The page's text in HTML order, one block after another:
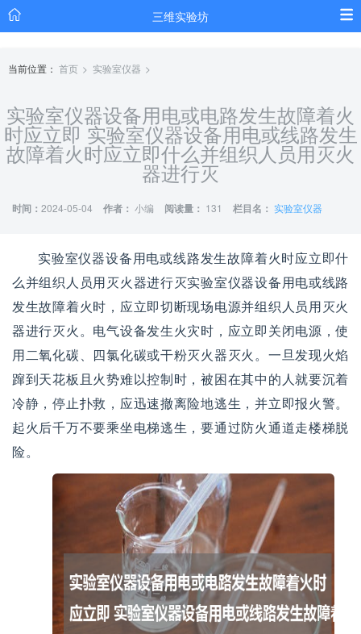
三维实验坊
当前位置： 首页 实验室仪器
实验室仪器设备用电或电路发生故障着火
时应立即 实验室仪器设备用电或线路发生
故障着火时应立即什么并组织人员用灭火
器进行灭
时间： 2024-05-04 作者： 小编 阅读量： 131 栏目名： 实验室仪器
实验室仪器设备用电或线路发生故障着火时应立即什
么并组织人员用灭火器进行灭实验室仪器设备用电或线路
发生故障着火时，应立即切断现场电源并组织人员用灭火
器进行灭火。电气设备发生火灾时，应立即关闭电源，使
用二氧化碳、四氯化碳或干粉灭火器灭火。一旦发现火焰
蹿到天花板且火势难以控制时，被困在其中的人就要沉着
冷静，停止扑救，应迅速撤离险地逃生，并立即报火警。
起火后千万不要乘坐电梯逃生，要通过防火通道走楼梯脱
险。